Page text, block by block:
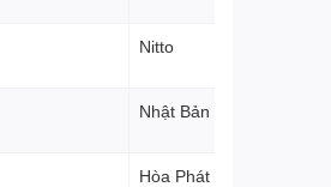
Nitto
Nhật Bản
Hòa Phát